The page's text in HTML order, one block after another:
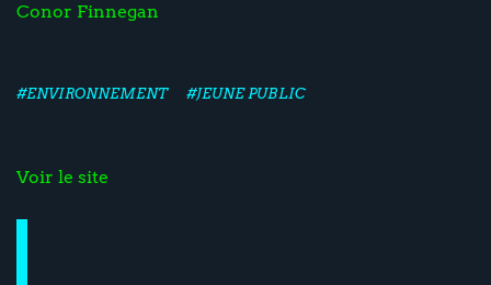
Conor Finnegan
#ENVIRONNEMENT #JEUNE PUBLIC
Voir le site